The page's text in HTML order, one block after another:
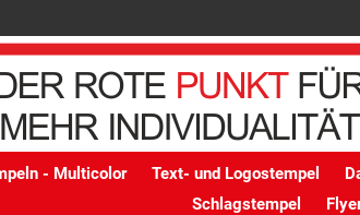
- Multicolor Text- und Logostempel
Schlagstempel